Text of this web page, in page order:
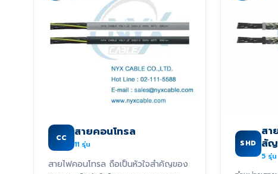
CC สายคอนโทรล
11 รุ่น
สายไฟคอนโทรล ถือเป็นหัวใจสำคัญของ
SHD
สา
สั
5 รุ่น